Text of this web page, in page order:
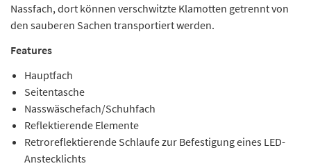
Nassfach, dort können verschwitzte Klamotten getrennt von
den sauberen Sachen transportiert werden.
Features
Hauptfach
Seitentasche
Nasswäschefach/Schuhfach
Reflektierende Elemente
Retroreflektierende Schlaufe zur Befestigung eines LED-
Anstecklichts